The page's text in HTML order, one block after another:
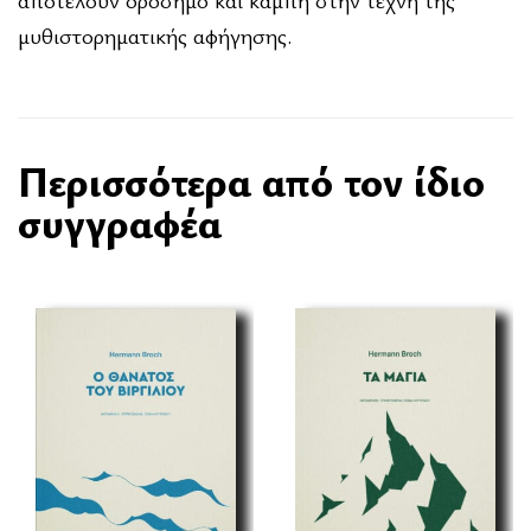
μυθιστορηματικής αφήγησης.
Περισσότερα από τον ίδιο
συγγραφέα